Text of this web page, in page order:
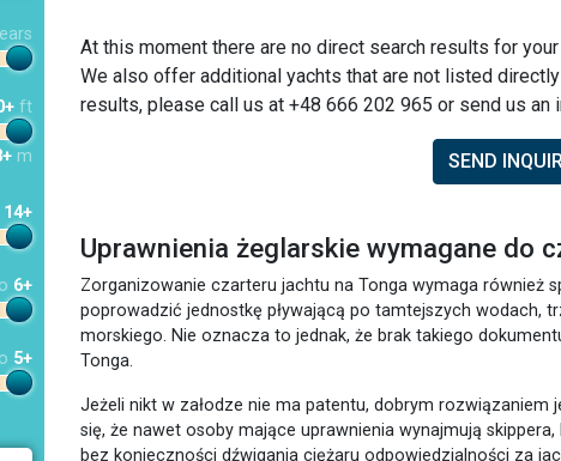
ft
m
14+
6+
5+
At this moment there are no direct search results for your
We also offer additional yachts that are not listed
results, please call us at +48 666 202 965 or send us an
SEND
Uprawnienia żeglarskie wymagane do
Zorganizowanie czarteru jachtu na Tonga wymaga również
poprowadzić jednostkę pływającą po tamtejszych wodach,
morskiego. Nie oznacza to jednak, że brak takiego
Tonga.
Jeżeli nikt w załodze nie ma patentu, dobrym
się, że nawet osoby mające uprawnienia wynajmują
bez konieczności dźwigania ciężaru odpowiedzialności za